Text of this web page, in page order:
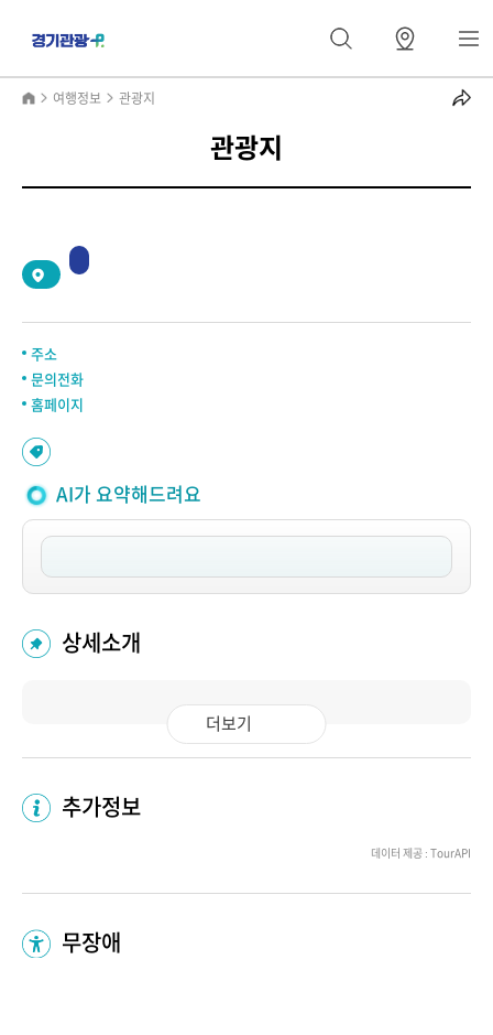
여행정보 관광지
관광지
주소
문의전화
홈페이지
AI가 요약해드려요
상세소개
더보기
추가정보
데이터 제공 : TourAPI
무장애